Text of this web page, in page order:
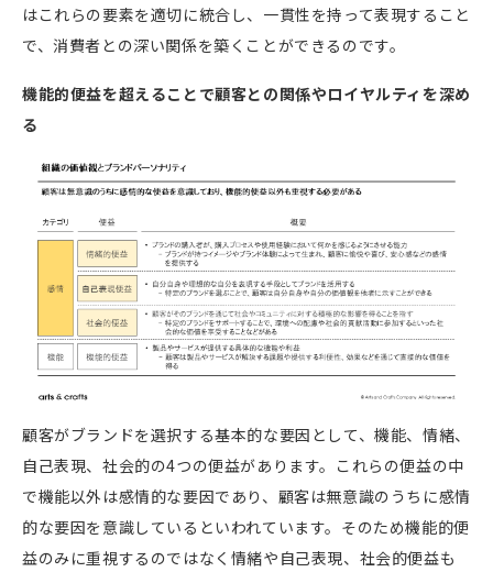
はこれらの要素を適切に統合し、一貫性を持って表現すること
で、消費者との深い関係を築くことができるのです。
機能的便益を超えることで顧客との関係やロイヤルティを深め
る
顧客がブランドを選択する基本的な要因として、機能、情緒、
自己表現、社会的の4つの便益があります。これらの便益の中
で機能以外は感情的な要因であり、顧客は無意識のうちに感情
的な要因を意識しているといわれています。そのため機能的便
益のみに重視するのではなく情緒や自己表現、社会的便益も